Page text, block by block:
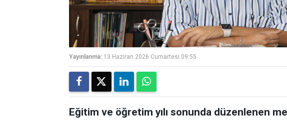
Yayınlanma: 13 Haziran 2026 Cumartesi 09:55
Eğitim ve öğretim yılı sonunda düzenlenen